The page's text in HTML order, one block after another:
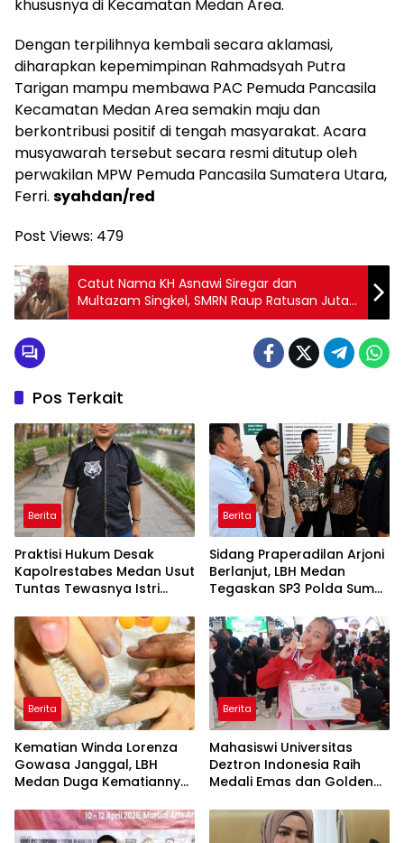
khususnya di Kecamatan Medan Area.
Dengan terpilihnya kembali secara aklamasi,
diharapkan kepemimpinan Rahmadsyah Putra
Tarigan mampu membawa PAC Pemuda Pancasila
Kecamatan Medan Area semakin maju dan
berkontribusi positif di tengah masyarakat. Acara
musyawarah tersebut secara resmi ditutup oleh
perwakilan MPW Pemuda Pancasila Sumatera Utara,
Ferri. syahdan/red
Post Views: 479
Catut Nama KH Asnawi Siregar dan
Multazam Singkel, SMRN Raup Ratusan Juta
Rupiah Janjikan Jamaah Bisa Berangkat Haji
Pos Terkait
Berita
Praktisi Hukum Desak
Kapolrestabes Medan Usut
Tuntas Tewasnya Istri
Berita
Sidang Praperadilan Arjoni
Berlanjut, LBH Medan
Tegaskan SP3 Polda Sumut
Berita
Kematian Winda Lorenza
Gowasa Janggal, LBH
Medan Duga Kematiannya
Ada Dugaan Tundak
Pidana
Berita
Mahasiswi Universitas
Deztron Indonesia Raih
Medali Emas dan Golden